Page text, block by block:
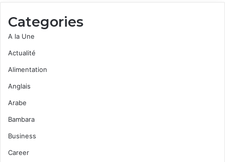
Categories
A la Une
Actualité
Alimentation
Anglais
Arabe
Bambara
Business
Career